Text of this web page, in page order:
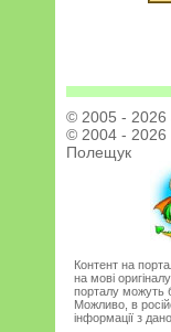
© 2005 - 2026
© 2004 - 2026
Полещук
Контент на
на мові
порталу можуть
Можливо, в
інформації з